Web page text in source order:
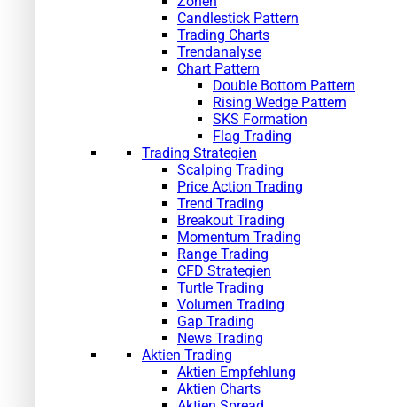
Candlestick Pattern
Trading Charts
Trendanalyse
Chart Pattern
Double Bottom Pattern
Rising Wedge Pattern
SKS Formation
Flag Trading
Trading Strategien
Scalping Trading
Price Action Trading
Trend Trading
Breakout Trading
Momentum Trading
Range Trading
CFD Strategien
Turtle Trading
Volumen Trading
Gap Trading
News Trading
Aktien Trading
Aktien Empfehlung
Aktien Charts